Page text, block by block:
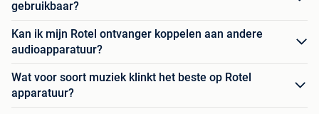
gebruikbaar?
Kan ik mijn Rotel ontvanger koppelen aan andere
audioapparatuur?
Wat voor soort muziek klinkt het beste op Rotel
apparatuur?